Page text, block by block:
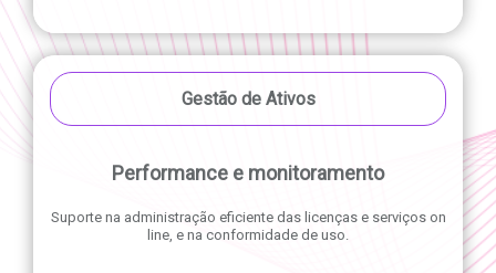
Gestão de Ativos
Performance e monitoramento
Suporte na administração eficiente das licenças e serviços on
line, e na conformidade de uso.